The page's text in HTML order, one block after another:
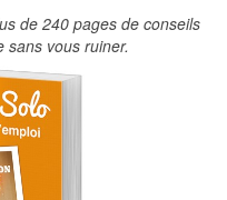
de 240 pages de conseils
sans vous ruiner.